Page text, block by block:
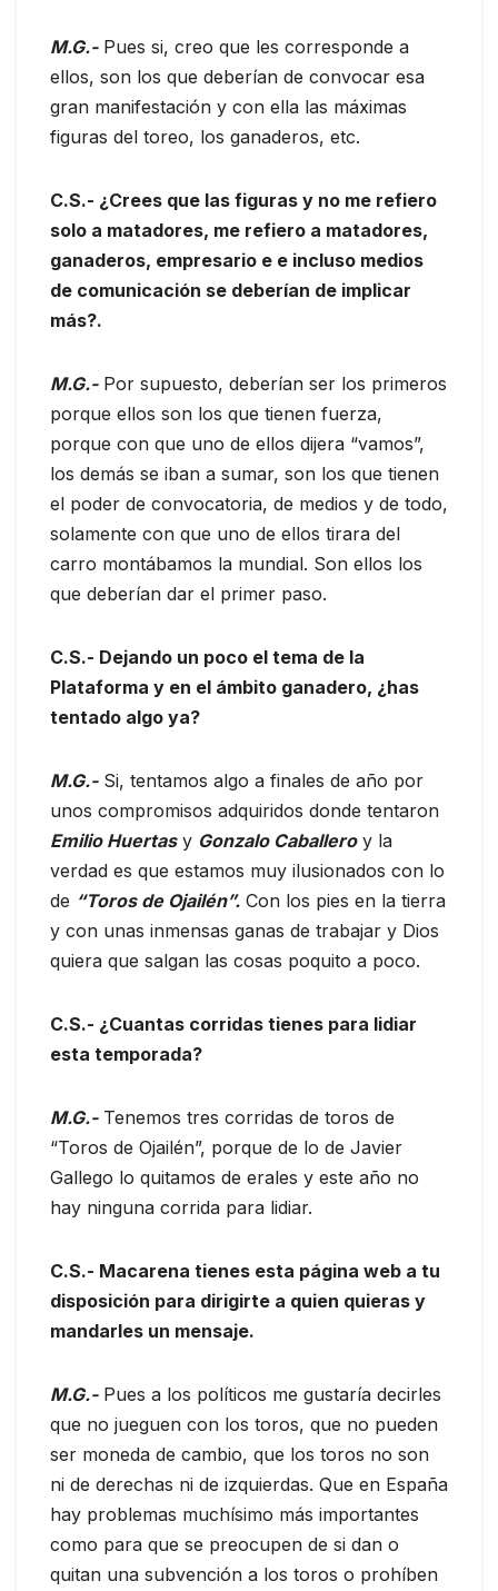
M.G.-Pues si, creo que les corresponde a
ellos, son los que deberían de convocar esa
gran manifestación y con ella las máximas
figuras del toreo, los ganaderos, etc.
C.S.- ¿Crees que las figuras y no me refiero
solo a matadores, me refiero a matadores,
ganaderos, empresario e e incluso medios
de comunicación se deberían de implicar
más?.
M.G.-Por supuesto, deberían ser los primeros
porque ellos son los que tienen fuerza,
porque con que uno de ellos dijera “vamos”,
los demás se iban a sumar, son los que tienen
el poder de convocatoria, de medios y de todo,
solamente con que uno de ellos tirara del
carro montábamos la mundial. Son ellos los
que deberían dar el primer paso.
C.S.- Dejando un poco el tema de la
Plataforma y en el ámbito ganadero, ¿has
tentado algo ya?
M.G.-Si, tentamos algo a finales de año por
unos compromisos adquiridos donde tentaron
Emilio Huertasy Gonzalo Caballeroy la
verdad es que estamos muy ilusionados con lo
de “Toros de Ojailén”. Con los pies en la tierra
y con unas inmensas ganas de trabajar y Dios
quiera que salgan las cosas poquito a poco.
C.S.- ¿Cuantas corridas tienes para lidiar
esta temporada?
M.G.-Tenemos tres corridas de toros de
“Toros de Ojailén”, porque de lo de Javier
Gallego lo quitamos de erales y este año no
hay ninguna corrida para lidiar.
C.S.- Macarena tienes esta página web a tu
disposición para dirigirte a quien quieras y
mandarles un mensaje.
M.G.-Pues a los políticos me gustaría decirles
que no jueguen con los toros, que no pueden
ser moneda de cambio, que los toros no son
ni de derechas ni de izquierdas. Que en España
hay problemas muchísimo más importantes
como para que se preocupen de si dan o
quitan una subvención a los toros o prohíben